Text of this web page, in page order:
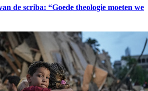
de scriba: “Goede theologie moeten we